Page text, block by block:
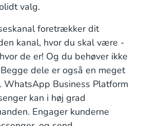
valg.
foretrækker dit
kanal, hvor du skal være -
de er! Og du behøver ikke
dele er også en meget
WhatsApp Business Platform
kan i høj grad
Engager kunderne